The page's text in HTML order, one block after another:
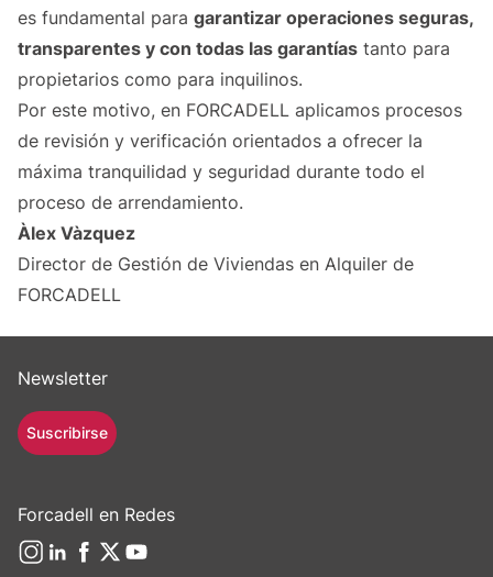
es fundamental para garantizar operaciones seguras,
transparentes y con todas las garantías tanto para
propietarios como para inquilinos.
Por este motivo, en FORCADELL aplicamos procesos
de revisión y verificación orientados a ofrecer la
máxima tranquilidad y seguridad durante todo el
proceso de arrendamiento.
Àlex Vàzquez
Director de Gestión de Viviendas en Alquiler de
FORCADELL
Newsletter
Suscribirse
Forcadell en Redes